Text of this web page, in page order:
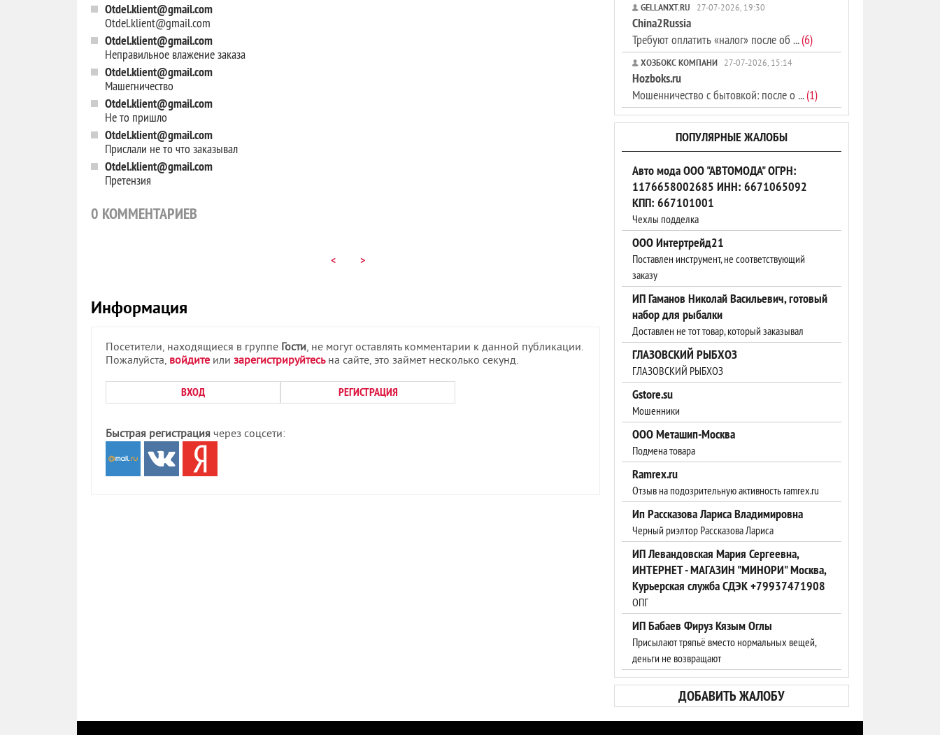
Otdel.klient@gmail.com
Otdel.klient@gmail.com
Otdel.klient@gmail.com
Неправильное влажение заказа
Otdel.klient@gmail.com
Машегничество
Otdel.klient@gmail.com
Не то пришло
Otdel.klient@gmail.com
Прислали не то что заказывал
Otdel.klient@gmail.com
Претензия
0 КОММЕНТАРИЕВ
< >
Информация
Посетители, находящиеся в группе Гости, не могут оставлять комментарии к данной публикации.
Пожалуйста, войдите или зарегистрируйтесьна сайте, это займет несколько секунд.
ВХОД РЕГИСТРАЦИЯ
Быстрая регистрация через соцсети:
GELLANXT.RU 27-07-2026, 19:30
China2Russia
Требуют оплатить «налог» после об ...(6)
ХОЗБОКС КОМПАНИ 27-07-2026, 15:14
Hozboks.ru
Мошенничество с бытовкой: после о ...(1)
ПОПУЛЯРНЫЕ ЖАЛОБЫ
Авто мода ООО "АВТОМОДА" ОГРН:
1176658002685 ИНН: 6671065092
КПП: 667101001
Чехлы подделка
ООО Интертрейд21
Поставлен инструмент, не соответствующий
заказу
ИП Гаманов Николай Васильевич, готовый
набор для рыбалки
Доставлен не тот товар, который заказывал
ГЛАЗОВСКИЙ РЫБХОЗ
ГЛАЗОВСКИЙ РЫБХОЗ
Gstore.su
Мошенники
ООО Меташип-Москва
Подмена товара
Ramrex.ru
Отзыв на подозрительную активность ramrex.ru
Ип Рассказова Лариса Владимировна
Черный риэлтор Рассказова Лариса
ИП Левандовская Мария Сергеевна,
ИНТЕРНЕТ - МАГАЗИН "МИНОРИ" Москва,
Курьерская служба СДЭК +79937471908
ОПГ
ИП Бабаев Фируз Кязым Оглы
Присылают тряпьё вместо нормальных вещей,
деньги не возвращают
ДОБАВИТЬ ЖАЛОБУ